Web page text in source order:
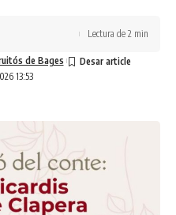
13:53
de Bages
Lectura de 2 min